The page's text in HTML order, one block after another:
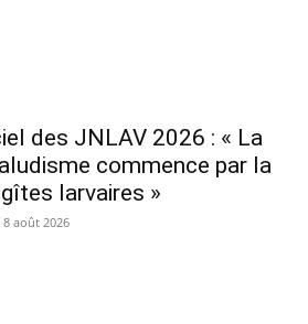
des JNLAV 2026 : « La
commence par la
larvaires »
8 août 2026